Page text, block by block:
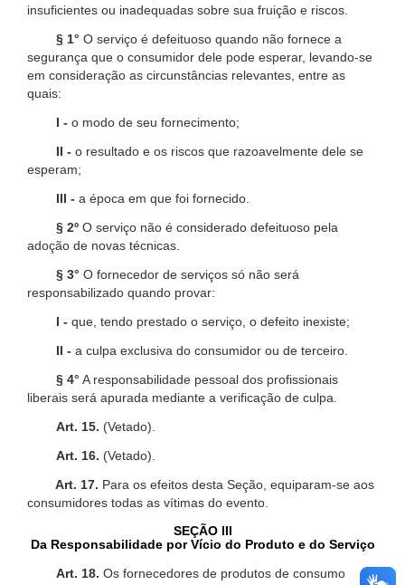
insuficientes ou inadequadas sobre sua fruição e riscos.
§ 1° O serviço é defeituoso quando não fornece a
segurança que o consumidor dele pode esperar, levando-se
em consideração as circunstâncias relevantes, entre as
quais:
I - o modo de seu fornecimento;
II - o resultado e os riscos que razoavelmente dele se
esperam;
III - a época em que foi fornecido.
§ 2º O serviço não é considerado defeituoso pela
adoção de novas técnicas.
§ 3° O fornecedor de serviços só não será
responsabilizado quando provar:
I - que, tendo prestado o serviço, o defeito inexiste;
II - a culpa exclusiva do consumidor ou de terceiro.
§ 4° A responsabilidade pessoal dos profissionais
liberais será apurada mediante a verificação de culpa.
Art. 15. (Vetado).
Art. 16. (Vetado).
Art. 17. Para os efeitos desta Seção, equiparam-se aos
consumidores todas as vítimas do evento.
SEÇÃO III
Da Responsabilidade por Vício do Produto e do Serviço
Art. 18. Os fornecedores de produtos de consumo